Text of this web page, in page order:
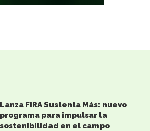
Lanza FIRA Sustenta Más: nuevo
programa para impulsar la
sostenibilidad en el campo